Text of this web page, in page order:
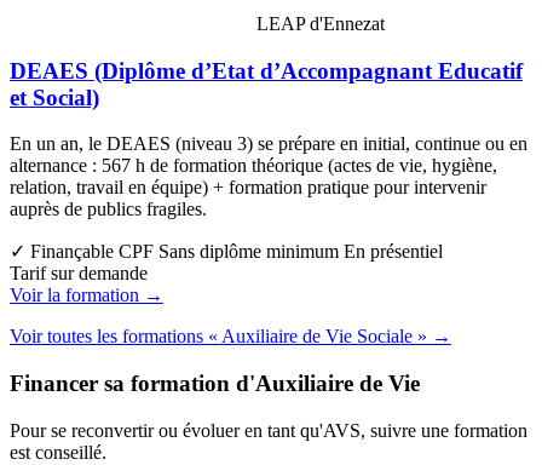
LEAP d'Ennezat
DEAES (Diplôme d’Etat d’Accompagnant Educatif
et Social)
En un an, le DEAES (niveau 3) se prépare en initial, continue ou en
alternance : 567 h de formation théorique (actes de vie, hygiène,
relation, travail en équipe) + formation pratique pour intervenir
auprès de publics fragiles.
✓ Finançable CPF Sans diplôme minimum En présentiel
Tarif sur demande
Voir la formation →
Voir toutes les formations « Auxiliaire de Vie Sociale » →
Financer sa formation d'Auxiliaire de Vie
Pour se reconvertir ou évoluer en tant qu'AVS, suivre une formation
est conseillé.